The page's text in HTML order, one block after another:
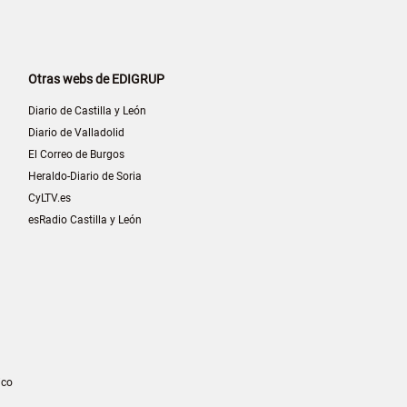
Otras webs de EDIGRUP
Diario de Castilla y León
Diario de Valladolid
El Correo de Burgos
Heraldo-Diario de Soria
CyLTV.es
esRadio Castilla y León